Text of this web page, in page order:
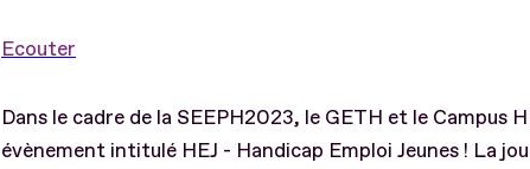
Ecouter
Dans le cadre de la SEEPH2023, le GETH et le Campus
évènement intitulé HEJ - Handicap Emploi Jeunes ! La